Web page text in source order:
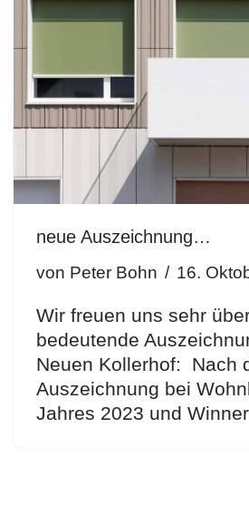
neue Auszeichnung…
von Peter Bohn 16.
Wir freuen uns sehr
bedeutende
Neuen Kollerhof: Nach
Auszeichnung bei
Jahres 2023 und